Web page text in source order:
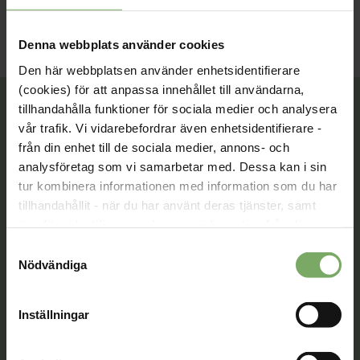
Denna webbplats använder cookies
Den här webbplatsen använder enhetsidentifierare
(cookies) för att anpassa innehållet till användarna,
tillhandahålla funktioner för sociala medier och analysera
vår trafik. Vi vidarebefordrar även enhetsidentifierare -
från din enhet till de sociala medier, annons- och
analysföretag som vi samarbetar med. Dessa kan i sin
tur kombinera informationen med information som du har
tillhandahållit - när du har använt deras tjänster, samt
området. Du godkänner våra cookies vid fortsatt
Nödvändiga
Inställningar
Tillsammans rör vi oss framåt. Du är en viktig del
av vår rörelse.
Bli medlem
Välkommen att kontakta oss. Här hittar du kontaktvägar